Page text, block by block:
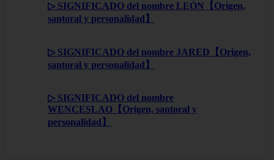
▷ SIGNIFICADO del nombre LEÓN【Origen,
santoral y personalidad】
▷ SIGNIFICADO del nombre JARED【Origen,
santoral y personalidad】
▷ SIGNIFICADO del nombre
WENCESLAO【Origen, santoral y
personalidad】